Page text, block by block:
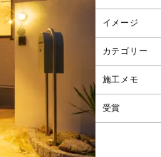
イメージ
カテゴリー
施工メモ
受賞